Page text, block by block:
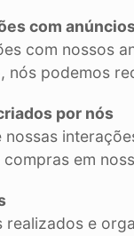
com anúncios
com nossos
nós podemos
por nós
nossas
compras em
realizados e